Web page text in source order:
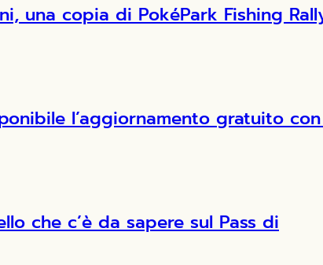
una copia di PokéPark Fishing
l’aggiornamento gratuito
che c’è da sapere sul Pass di